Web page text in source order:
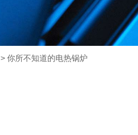
> 你所不知道的电热锅炉